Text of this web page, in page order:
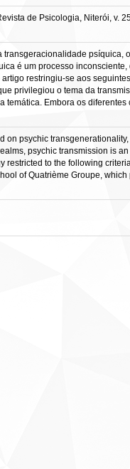
de Psicologia, Niterói, v.
psíquica,
é um processo
restringiu-se aos
privilegiou o tema da
Embora os diferentes
psychic transgenerationality,
psychic transmission is
to the following
of Quatrième Groupe,